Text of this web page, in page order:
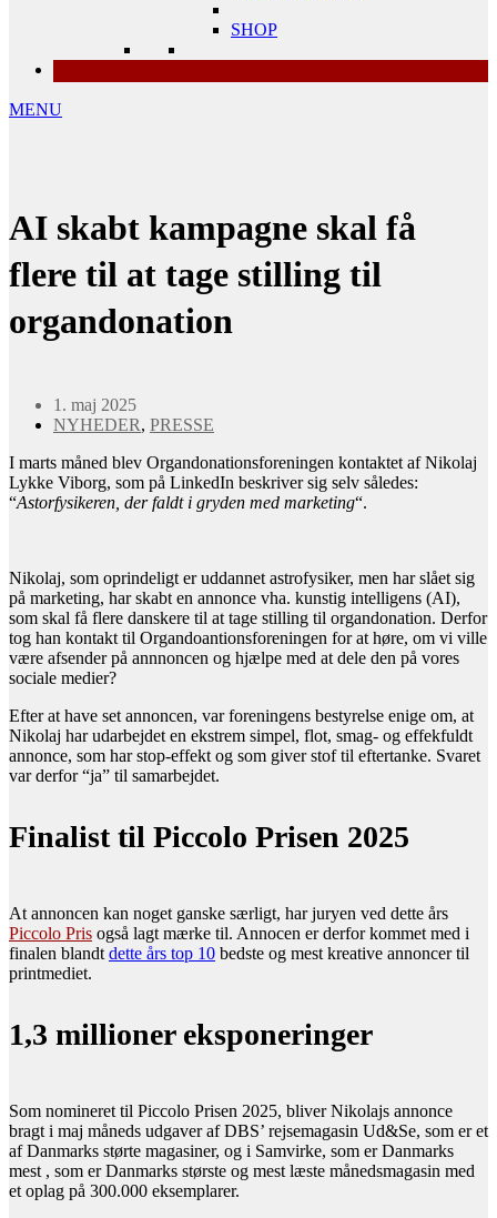
SHOP
MENU
AI skabt kampagne skal få
flere til at tage stilling til
organdonation
1. maj 2025
NYHEDER, PRESSE
I marts måned blev Organdonationsforeningen kontaktet af Nikolaj
Lykke Viborg, som på LinkedIn beskriver sig selv således:
“Astorfysikeren, der faldt i gryden med marketing“.
Nikolaj, som oprindeligt er uddannet astrofysiker, men har slået sig
på marketing, har skabt en annonce vha. kunstig intelligens (AI),
som skal få flere danskere til at tage stilling til organdonation. Derfor
tog han kontakt til Organdoantionsforeningen for at høre, om vi ville
være afsender på annnoncen og hjælpe med at dele den på vores
sociale medier?
Efter at have set annoncen, var foreningens bestyrelse enige om, at
Nikolaj har udarbejdet en ekstrem simpel, flot, smag- og effekfuldt
annonce, som har stop-effekt og som giver stof til eftertanke. Svaret
var derfor “ja” til samarbejdet.
Finalist til Piccolo Prisen 2025
At annoncen kan noget ganske særligt, har juryen ved dette års
Piccolo Pris også lagt mærke til. Annocen er derfor kommet med i
finalen blandt dette års top 10 bedste og mest kreative annoncer til
printmediet.
1,3 millioner eksponeringer
Som nomineret til Piccolo Prisen 2025, bliver Nikolajs annonce
bragt i maj måneds udgaver af DBS’ rejsemagasin Ud&Se, som er et
af Danmarks størte magasiner, og i Samvirke, som er Danmarks
mest , som er Danmarks største og mest læste månedsmagasin med
et oplag på 300.000 eksemplarer.